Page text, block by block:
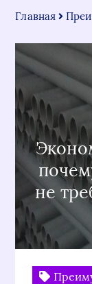
Главная
не